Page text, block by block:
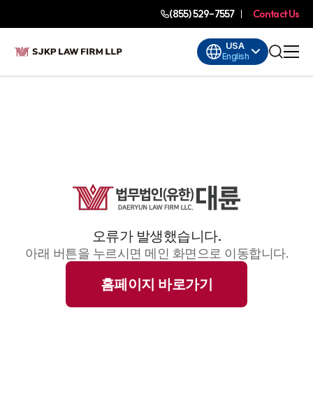
(855) 529-7557 Contact Us
USA
English
오류가 발생했습니다.
아래 버튼을 누르시면 메인 화면으로 이동합니다.
홈페이지 바로가기